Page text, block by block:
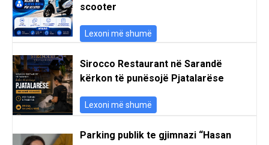
scooter
Lexoni më shumë
Sirocco Restaurant në Sarandë
kërkon të punësojë Pjatalarëse
Lexoni më shumë
Parking publik te gjimnazi “Hasan